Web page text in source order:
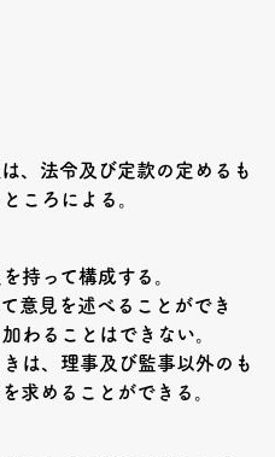
、法令及び定款の定めるも
ころによる。
持って構成する。
意見を述べることができ
わることはできない。
は、理事及び監事以外のも
求めることができる。